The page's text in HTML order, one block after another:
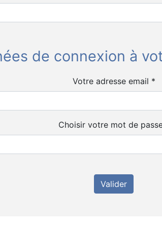
de connexion à
Votre adresse email *
Choisir votre mot de
Valider